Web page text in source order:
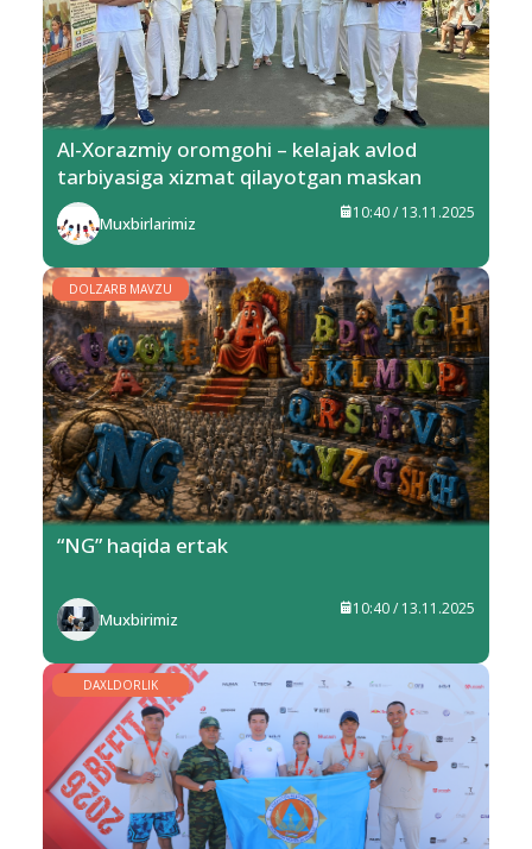
Al-Xorazmiy oromgohi – kelajak avlod
tarbiyasiga xizmat qilayotgan maskan
Muxbirlarimiz
10:40 / 13.11.2025
DOLZARB MAVZU
“NG” haqida ertak
Muxbirimiz
10:40 / 13.11.2025
DAXLDORLIK